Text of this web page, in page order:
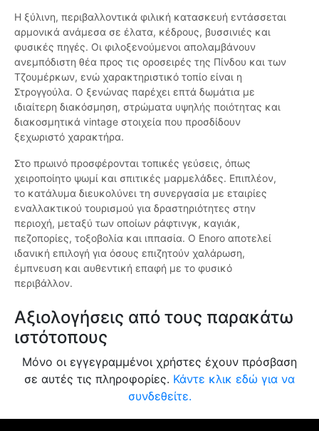
Η ξύλινη, περιβαλλοντικά φιλική κατασκευή εντάσσεται
αρμονικά ανάμεσα σε έλατα, κέδρους, βυσσινιές και
φυσικές πηγές. Οι φιλοξενούμενοι απολαμβάνουν
ανεμπόδιστη θέα προς τις οροσειρές της Πίνδου και των
Τζουμέρκων, ενώ χαρακτηριστικό τοπίο είναι η
Στρογγούλα. Ο ξενώνας παρέχει επτά δωμάτια με
ιδιαίτερη διακόσμηση, στρώματα υψηλής ποιότητας και
διακοσμητικά vintage στοιχεία που προσδίδουν
ξεχωριστό χαρακτήρα.
Στο πρωινό προσφέρονται τοπικές γεύσεις, όπως
χειροποίητο ψωμί και σπιτικές μαρμελάδες. Επιπλέον,
το κατάλυμα διευκολύνει τη συνεργασία με εταιρίες
εναλλακτικού τουρισμού για δραστηριότητες στην
περιοχή, μεταξύ των οποίων ράφτινγκ, καγιάκ,
πεζοπορίες, τοξοβολία και ιππασία. Ο Enoro αποτελεί
ιδανική επιλογή για όσους επιζητούν χαλάρωση,
έμπνευση και αυθεντική επαφή με το φυσικό
περιβάλλον.
Αξιολογήσεις από τους παρακάτω
ιστότοπους
Μόνο οι εγγεγραμμένοι χρήστες έχουν πρόσβαση
σε αυτές τις πληροφορίες. Κάντε κλικ εδώ για να
συνδεθείτε.